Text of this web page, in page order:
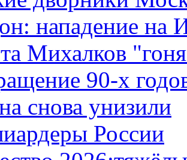
нападение на
Михалков
90-х
снова унизили
России